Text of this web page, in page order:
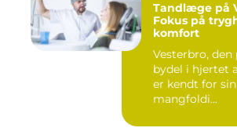
Tandlæge på
Fokus på
komfort
Vesterbro, den
bydel i hjertet
er kendt for
mangfoldi...